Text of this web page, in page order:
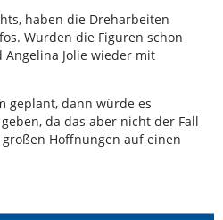
haben die Dreharbeiten
Wurden die Figuren schon
Angelina Jolie wieder mit
geplant, dann würde es
da das aber nicht der Fall
Hoffnungen auf einen